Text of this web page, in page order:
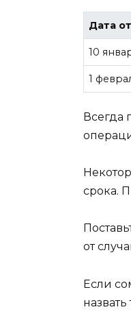
Дата
10
1
Всегда
срока.
от
Если